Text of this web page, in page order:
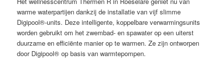
warme waterpartijen dankzij de installatie van vijf slimme
Digipool®-units. Deze intelligente, koppelbare verwarmingsunits
worden gebruikt om het zwembad- en spawater op een uiterst
duurzame en efficiënte manier op te warmen. Ze zijn ontworpen
door Digipool® op basis van warmtepompen.